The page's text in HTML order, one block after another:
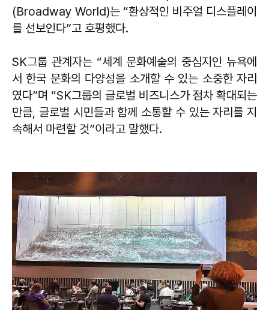
(Broadway World)는 “환상적인 비주얼 디스플레이
를 선보인다”고 호평했다.
SK그룹 관계자는 “세계 문화예술의 중심지인 뉴욕에
서 한국 문화의 다양성을 소개할 수 있는 소중한 자리
였다”며 “SK그룹의 글로벌 비즈니스가 점차 확대되는
만큼, 글로벌 시민들과 함께 소통할 수 있는 자리를 지
속해서 마련할 것”이라고 말했다.